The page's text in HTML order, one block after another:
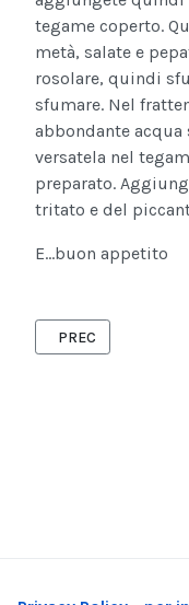
tegame coperto.
metà, salate e
rosolare, quindi
sfumare. Nel
abbondante acqua
versatela nel
preparato.
tritato e del
E...buon appetito
ARTICOLO
PREC